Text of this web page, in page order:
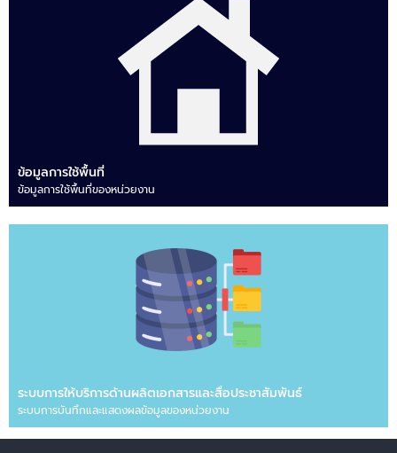
ข้อมูลการใช้พื้นที่
ข้อมูลการใช้พื้นที่ของหน่วยงาน
ระบบการให้บริการด้านผลิตเอกสารและสื่อประชาสัมพันธ์
ระบบการบันทึกและแสดงผลข้อมูลของหน่วยงาน